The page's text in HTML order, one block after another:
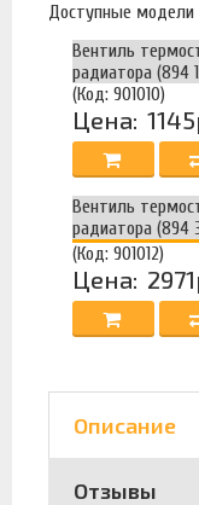
Доступные модели
Вентиль
радиатора (894
(Код: 901010)
Цена:
Вентиль
радиатора (894
(Код: 901012)
Цена:
Описание
Отзывы